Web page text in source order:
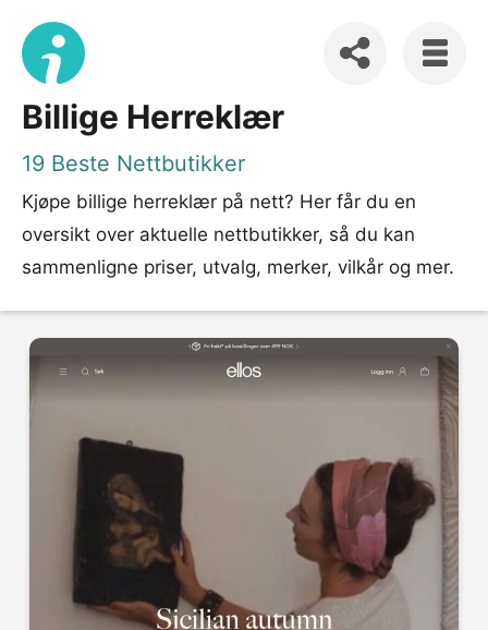
Billige Herreklær
19 Beste Nettbutikker
Kjøpe billige herreklær på nett? Her får du en
oversikt over aktuelle nettbutikker, så du kan
sammenligne priser, utvalg, merker, vilkår og mer.